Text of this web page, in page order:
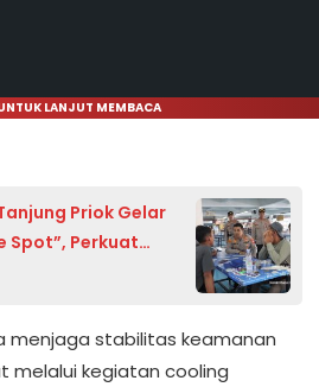
LANJUT MEMBACA
Priok Gelar
Spot”, Perkuat
Penumpang
menjaga stabilitas keamanan
melalui kegiatan cooling